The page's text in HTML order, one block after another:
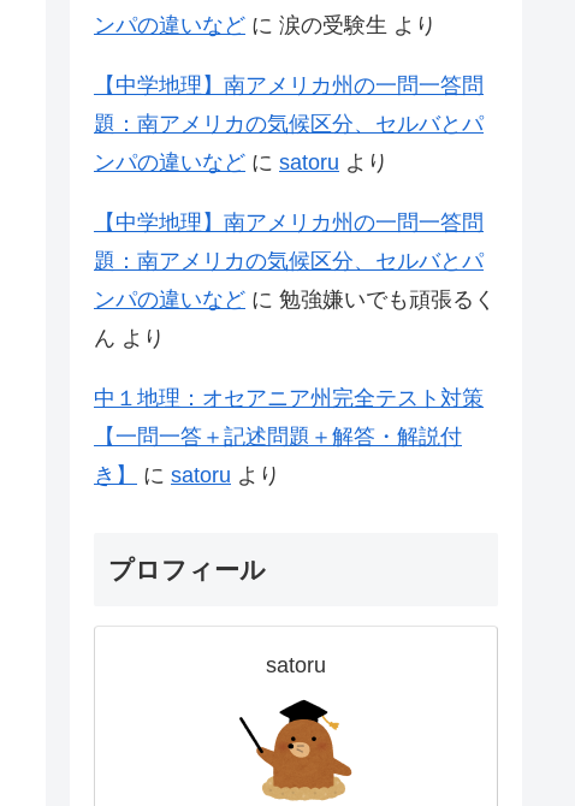
ンパの違いなど に 涙の受験生 より
【中学地理】南アメリカ州の一問一答問
題：南アメリカの気候区分、セルバとパ
ンパの違いなど に satoru より
【中学地理】南アメリカ州の一問一答問
題：南アメリカの気候区分、セルバとパ
ンパの違いなど に 勉強嫌いでも頑張るく
ん より
中１地理：オセアニア州完全テスト対策
【一問一答＋記述問題＋解答・解説付
き】
に satoru より
プロフィール
satoru